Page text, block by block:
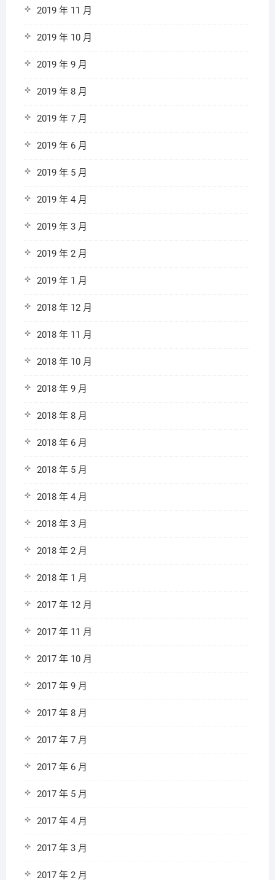
2019 年 11 月
2019 年 10 月
2019 年 9 月
2019 年 8 月
2019 年 7 月
2019 年 6 月
2019 年 5 月
2019 年 4 月
2019 年 3 月
2019 年 2 月
2019 年 1 月
2018 年 12 月
2018 年 11 月
2018 年 10 月
2018 年 9 月
2018 年 8 月
2018 年 6 月
2018 年 5 月
2018 年 4 月
2018 年 3 月
2018 年 2 月
2018 年 1 月
2017 年 12 月
2017 年 11 月
2017 年 10 月
2017 年 9 月
2017 年 8 月
2017 年 7 月
2017 年 6 月
2017 年 5 月
2017 年 4 月
2017 年 3 月
2017 年 2 月